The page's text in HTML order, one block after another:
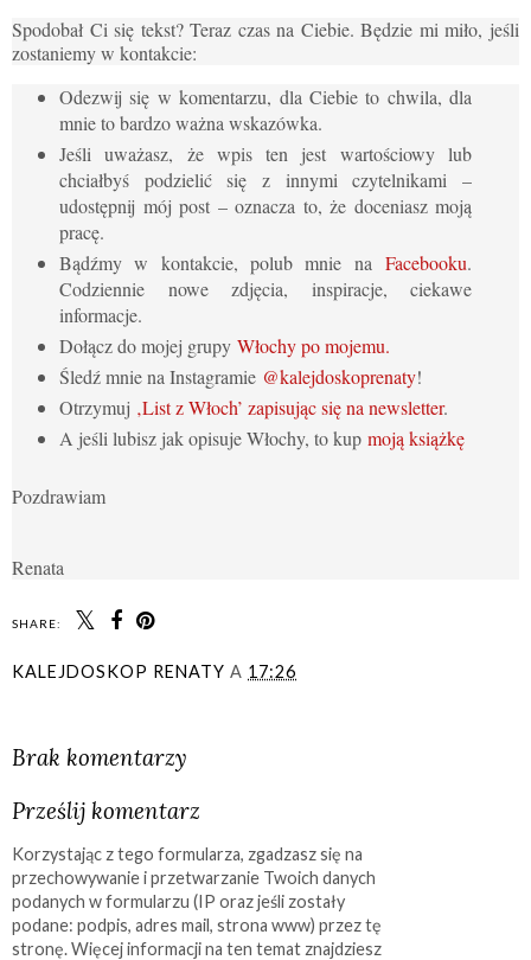
Spodobał Ci się tekst? Teraz czas na Ciebie. Będzie mi miło, jeśli
zostaniemy w kontakcie:
Odezwij się w komentarzu, dla Ciebie to chwila, dla
mnie to bardzo ważna wskazówka.
Jeśli uważasz, że wpis ten jest wartościowy lub
chciałbyś podzielić się z innymi czytelnikami –
udostępnij mój post – oznacza to, że doceniasz moją
pracę.
Bądźmy w kontakcie, polub mnie na Facebooku.
Codziennie nowe zdjęcia, inspiracje, ciekawe
informacje.
Dołącz do mojej grupy Włochy po mojemu.
Śledź mnie na Instagramie @kalejdoskoprenaty!
Otrzymuj ‚List z Włoch’ zapisując się na newsletter.
A jeśli lubisz jak opisuje Włochy, to kup moją książkę
Pozdrawiam
Renata
SHARE:
KALEJDOSKOP RENATY A 17:26
Brak komentarzy
Prześlij komentarz
Korzystając z tego formularza, zgadzasz się na
przechowywanie i przetwarzanie Twoich danych
podanych w formularzu (IP oraz jeśli zostały
podane: podpis, adres mail, strona www) przez tę
stronę. Więcej informacji na ten temat znajdziesz